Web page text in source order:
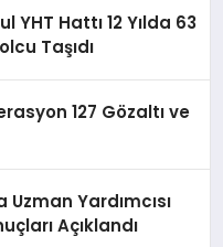
YHT Hattı 12 Yılda 63
Taşıdı
127 Gözaltı ve
Yardımcısı
Açıklandı